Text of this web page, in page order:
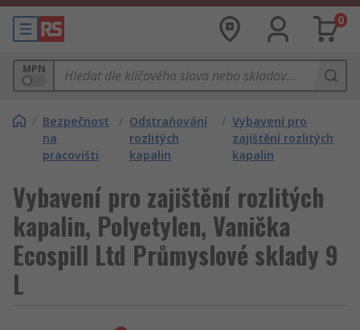
0
MPN
/ Bezpečnost
na
pracovišti
/ Odstraňování
rozlitých
kapalin
/ Vybavení pro
zajištění rozlitých
kapalin
Vybavení pro zajištění rozlitých
kapalin, Polyetylen, Vanička
Ecospill Ltd Průmyslové sklady 9
L